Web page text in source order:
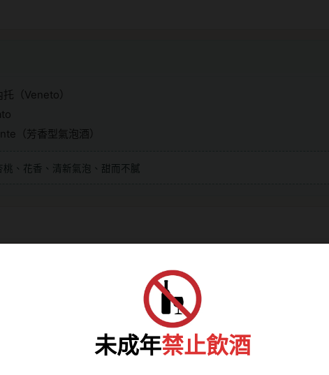
未成年禁止飲酒
（Veneto）
（芳香型氣泡酒）
桃、花香、清新氣泡、甜而不膩
色
適中的酸度讓整體更顯清新，
暢節奏。